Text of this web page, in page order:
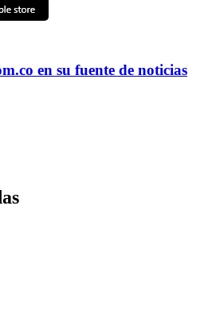
en su fuente de noticias